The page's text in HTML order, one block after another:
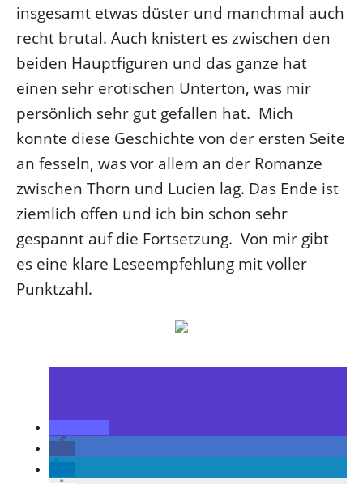
insgesamt etwas düster und manchmal auch
recht brutal. Auch knistert es zwischen den
beiden Hauptfiguren und das ganze hat
einen sehr erotischen Unterton, was mir
persönlich sehr gut gefallen hat. Mich
konnte diese Geschichte von der ersten Seite
an fesseln, was vor allem an der Romanze
zwischen Thorn und Lucien lag. Das Ende ist
ziemlich offen und ich bin schon sehr
gespannt auf die Fortsetzung. Von mir gibt
es eine klare Leseempfehlung mit voller
Punktzahl.